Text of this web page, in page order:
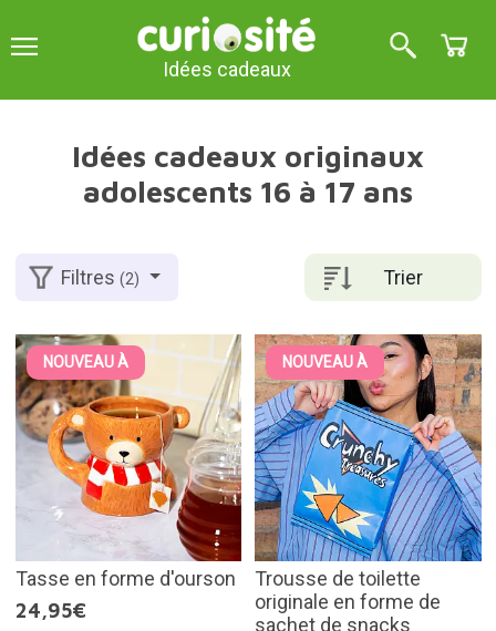
Idées cadeaux
Idées cadeaux originaux
adolescents 16 à 17 ans
Trier
Filtres(2)
NOUVEAU À
Tasse en forme d'ourson
24,95€
NOUVEAU À
Trousse de toilette
originale en forme de
sachet de snacks